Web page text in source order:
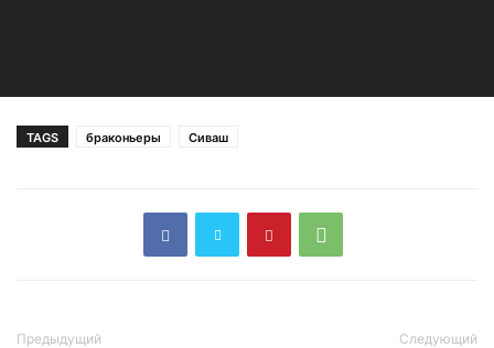
TAGS браконьеры Сиваш
Предыдущий Следующий